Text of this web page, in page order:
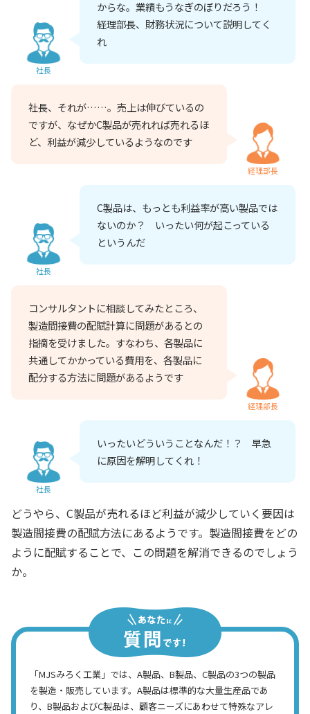
社長
からな。業績もうなぎのぼりだろう！
経理部長、財務状況について説明してく
れ
社長、それが……。売上は伸びているの
ですが、なぜかC製品が売れれば売れるほ
ど、利益が減少しているようなのです
経理部長
社長
C製品は、もっとも利益率が高い製品では
ないのか？ いったい何が起こっている
というんだ
コンサルタントに相談してみたところ、
製造間接費の配賦計算に問題があるとの
指摘を受けました。すなわち、各製品に
共通してかかっている費用を、各製品に
配分する方法に問題があるようです
経理部長
社長
いったいどういうことなんだ！？ 早急
に原因を解明してくれ！
どうやら、C製品が売れるほど利益が減少していく要因は
製造間接費の配賦方法にあるようです。製造間接費をどの
ように配賦することで、この問題を解消できるのでしょう
か。
「MJSみろく工業」では、A製品、B製品、C製品の3つの製品
を製造・販売しています。A製品は標準的な大量生産品であ
り、B製品およびC製品は、顧客ニーズにあわせて特殊なアレ